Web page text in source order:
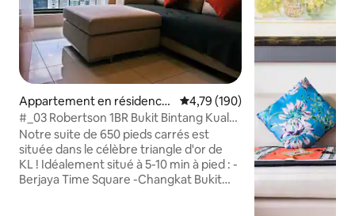
Appartement en résidence
⋅ Kuala Lumpur
Évaluation moyenne sur la
4,79 (190)
#_03 Robertson 1BR Bukit Bintang Kuala
Lumpur
Notre suite de 650 pieds carrés est
située dans le célèbre triangle d'or de
KL ! Idéalement situé à 5-10 min à pied : -
Berjaya Time Square -Changkat Bukit